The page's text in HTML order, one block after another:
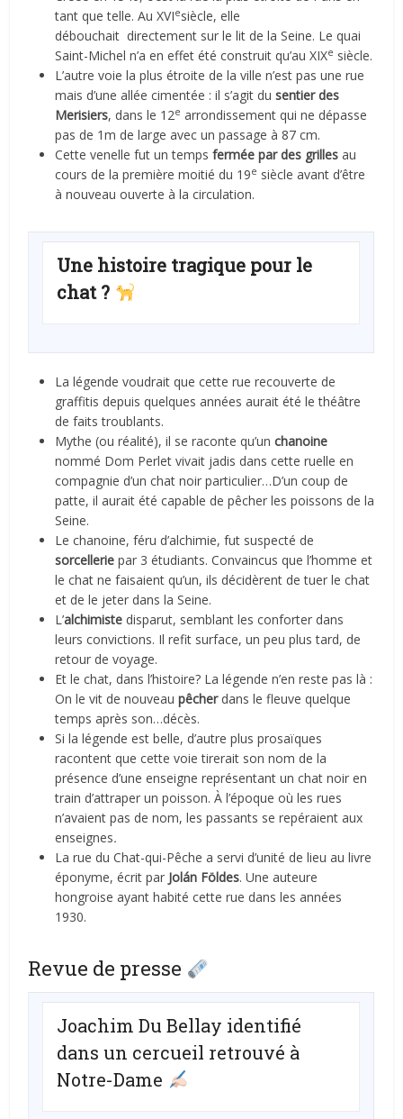
tant que telle. Au XVIesiècle, elle
débouchait directement sur le lit de la Seine. Le quai
Saint-Michel n’a en effet été construit qu’au XIXe siècle.
L’autre voie la plus étroite de la ville n’est pas une rue
mais d’une allée cimentée : il s’agit dusentier des
Merisiers, dans le 12e arrondissement qui ne dépasse
pas de 1m de large avec un passage à 87 cm.
Cette venelle fut un tempsfermée par des grilles au
cours de la première moitié du 19e siècle avant d’être
à nouveau ouverte à la circulation.
Une histoire tragique pour le
chat ?
La légende voudrait que cette rue recouverte de
graffitis depuis quelques années aurait été le théâtre
de faits troublants.
Mythe (ou réalité), il se raconte qu’unchanoine
nommé Dom Perlet vivait jadis dans cette ruelle en
compagnie d’un chat noir particulier…D’un coup de
patte, il aurait été capable de pêcher les poissons de la
Seine.
Le chanoine, féru d’alchimie, fut suspecté de
sorcellerie par 3 étudiants. Convaincus que l’homme et
le chat ne faisaient qu’un, ils décidèrent de tuer le chat
et de le jeter dans la Seine.
L’alchimiste disparut, semblant les conforter dans
leurs convictions. Il refit surface, un peu plus tard, de
retour de voyage.
Et le chat, dans l’histoire? La légende n’en reste pas là :
On le vit de nouveaupêcherdans le fleuve quelque
temps après son…décès.
Si la légende est belle, d’autre plus prosaïques
racontent que cette voie tirerait son nom de la
présence d’une enseigne représentant un chat noir en
train d’attraper un poisson. À l’époque où les rues
n’avaient pas de nom, les passants se repéraient aux
enseignes.
La rue du Chat-qui-Pêche a servi d’unité de lieu au livre
éponyme, écrit par Jolán Földes. Une auteure
hongroise ayant habité cette rue dans les années
1930.
Revue de presse
Joachim Du Bellay identifié
dans un cercueil retrouvé à
Notre-Dame